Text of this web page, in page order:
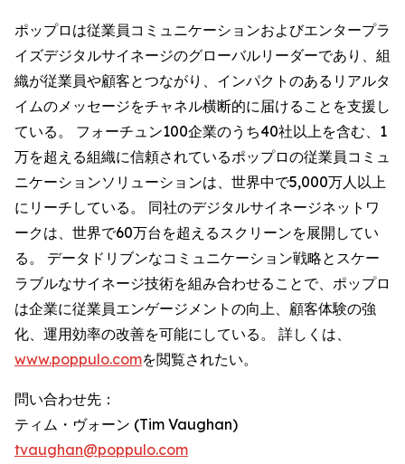
ポップロは従業員コミュニケーションおよびエンタープラ
イズデジタルサイネージのグローバルリーダーであり、組
織が従業員や顧客とつながり、インパクトのあるリアルタ
イムのメッセージをチャネル横断的に届けることを支援し
ている。 フォーチュン100企業のうち40社以上を含む、1
万を超える組織に信頼されているポップロの従業員コミュ
ニケーションソリューションは、世界中で5,000万人以上
にリーチしている。 同社のデジタルサイネージネットワ
ークは、世界で60万台を超えるスクリーンを展開してい
る。 データドリブンなコミュニケーション戦略とスケー
ラブルなサイネージ技術を組み合わせることで、ポップロ
は企業に従業員エンゲージメントの向上、顧客体験の強
化、運用効率の改善を可能にしている。 詳しくは、
www.poppulo.comを閲覧されたい。
問い合わせ先：
ティム・ヴォーン (Tim Vaughan)
tvaughan@poppulo.com